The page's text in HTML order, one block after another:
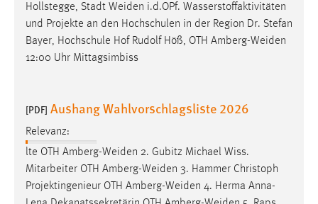
Hollstegge, Stadt Weiden i.d.OPf. Wasserstoffaktivitäten
und Projekte an den Hochschulen in der Region Dr. Stefan
Bayer, Hochschule Hof Rudolf Höß, OTH Amberg-Weiden
12:00 Uhr Mittagsimbiss
[PDF] Aushang Wahlvorschlagsliste 2026
Relevanz:
lte OTH Amberg-Weiden 2. Gubitz Michael Wiss.
Mitarbeiter OTH Amberg-Weiden 3. Hammer Christoph
Projektingenieur OTH Amberg-Weiden 4. Herma Anna-
Marketing Cookies werden von Drittanbietern
verwendet, um personalisierte Werbung anzuzeigen.
Sie tun dies, indem sie Besucher über Websites
hinweg verfolgen.
_gcl_au
Anbieter:
Google Ireland Limited